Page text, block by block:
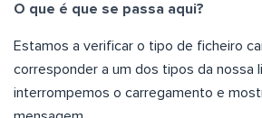
O que é que se passa aqui?
Estamos a verificar o tipo de ficheiro
corresponder a um dos tipos da nossa
interrompemos o carregamento e